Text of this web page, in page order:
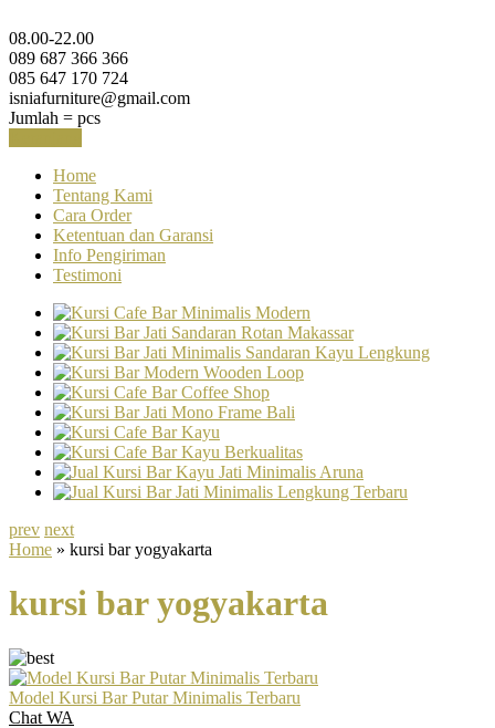
08.00-22.00
089 687 366 366
085 647 170 724
isniafurniture@gmail.com
Jumlah = pcs
Home
Tentang Kami
Cara Order
Ketentuan dan Garansi
Info Pengiriman
Testimoni
prev next
Home » kursi bar yogyakarta
kursi bar yogyakarta
Model Kursi Bar Putar Minimalis Terbaru
Chat WA